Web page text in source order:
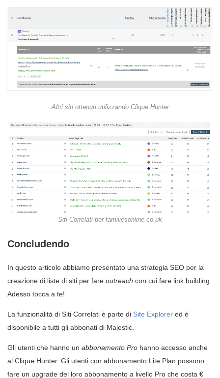
Altri siti ottenuti utilizzando Clique Hunter
Siti Correlati per familiesonline.co.uk
Concludendo
In questo articolo abbiamo presentato una strategia SEO per la
creazione di liste di siti per fare outreach con cui fare link building.
Adesso tocca a te!
La funzionalità di Siti Correlati è parte di Site Explorer ed è
disponibile a tutti gli abbonati di Majestic.
Gli utenti che hanno un abbonamento Pro hanno accesso anche
al Clique Hunter. Gli utenti con abbonamento Lite Plan possono
fare un upgrade del loro abbonamento a livello Pro che costa €